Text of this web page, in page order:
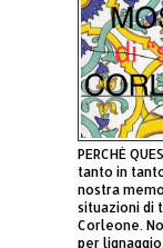
PERCHÈ
tanto in
nostra
situazioni di
Corleone.
per